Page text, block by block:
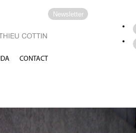
Newsletter
CONTACT